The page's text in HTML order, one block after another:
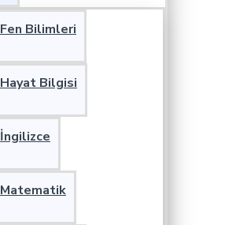
Fen Bilimleri
Hayat Bilgisi
İngilizce
Matematik